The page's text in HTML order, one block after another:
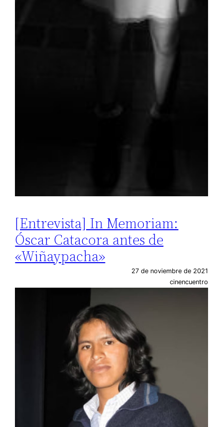
[Entrevista] In Memoriam:
Óscar Catacora antes de
«Wiñaypacha»
27 de noviembre de 2021
cinencuentro